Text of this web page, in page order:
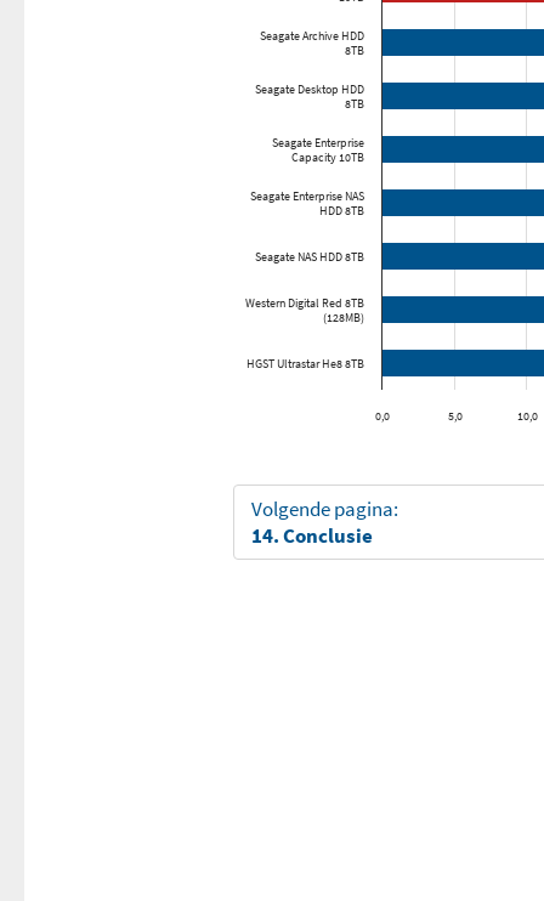
0,0 5,0 10,0
Seagate Archive HDD
8TB
Seagate Desktop HDD
8TB
Seagate Enterprise
Capacity 10TB
Seagate Enterprise NAS
HDD 8TB
Seagate NAS HDD 8TB
Western Digital Red 8TB
(128MB)
HGST Ultrastar He8 8TB
Volgende pagina:
14. Conclusie